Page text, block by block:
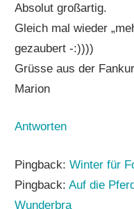
Absolut großartig.
Gleich mal wieder
gezaubert -:))))
Grüsse aus der
Marion
Antworten
Pingback:Winter für
Pingback:Auf die
Wunderbra